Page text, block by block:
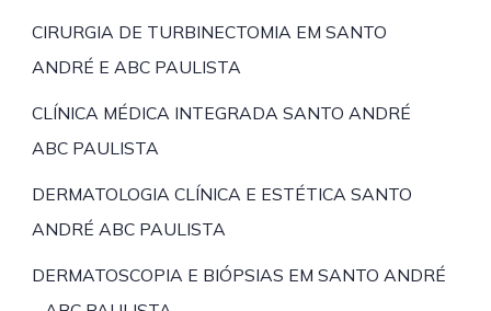
CIRURGIA DE TURBINECTOMIA EM SANTO
ANDRÉ E ABC PAULISTA
CLÍNICA MÉDICA INTEGRADA SANTO ANDRÉ
ABC PAULISTA
DERMATOLOGIA CLÍNICA E ESTÉTICA SANTO
ANDRÉ ABC PAULISTA
DERMATOSCOPIA E BIÓPSIAS EM SANTO ANDRÉ